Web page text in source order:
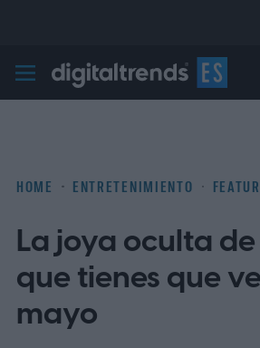
Digital Trends Español
HOME ENTRETENIMIENTO
La joya oculta
que tienes que
mayo